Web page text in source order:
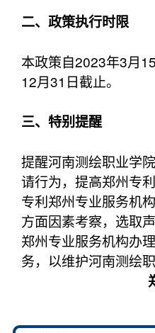
二、政策执行时限
本政策自2023年3月
12月31日截止。
三、特别提醒
提醒河南测绘职业学
请行为，提高郑州专
专利郑州专业服务机
方面因素考察，选取
郑州专业服务机构办
务，以维护河南测绘